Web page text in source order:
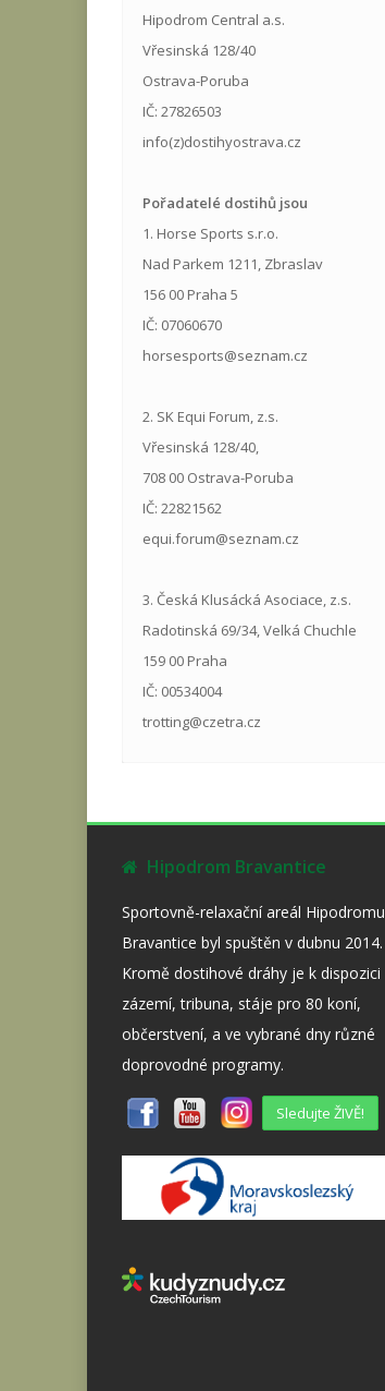
Hipodrom Central a.s.
Vřesinská 128/40
Ostrava-Poruba
IČ: 27826503
info(z)dostihyostrava.cz
Pořadatelé dostihů jsou
1. Horse Sports s.r.o.
Nad Parkem 1211, Zbraslav
156 00 Praha 5
IČ: 07060670
horsesports@seznam.cz
2. SK Equi Forum, z.s.
Vřesinská 128/40,
708 00 Ostrava-Poruba
IČ: 22821562
equi.forum@seznam.cz
3. Česká Klusácká Asociace, z.s.
Radotinská 69/34, Velká Chuchle
159 00 Praha
IČ: 00534004
trotting@czetra.cz
Hipodrom Bravantice
Sportovně-relaxační areál Hipodromu
Bravantice byl spuštěn v dubnu 2014.
Kromě dostihové dráhy je k dispozici
zázemí, tribuna, stáje pro 80 koní,
občerstvení, a ve vybrané dny různé
doprovodné programy.
Sledujte ŽIVĚ!